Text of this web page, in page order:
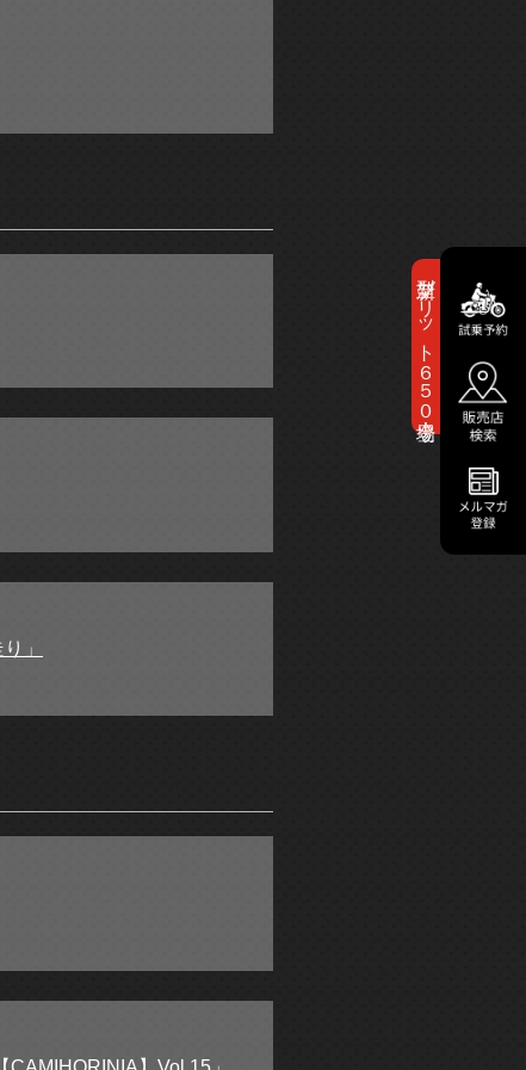
新型ブリット６５０登場！
」